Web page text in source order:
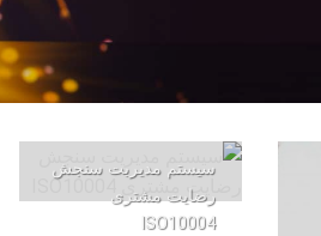
سیستم مدیریت سنجش
رضایت مشتری
ISO10004